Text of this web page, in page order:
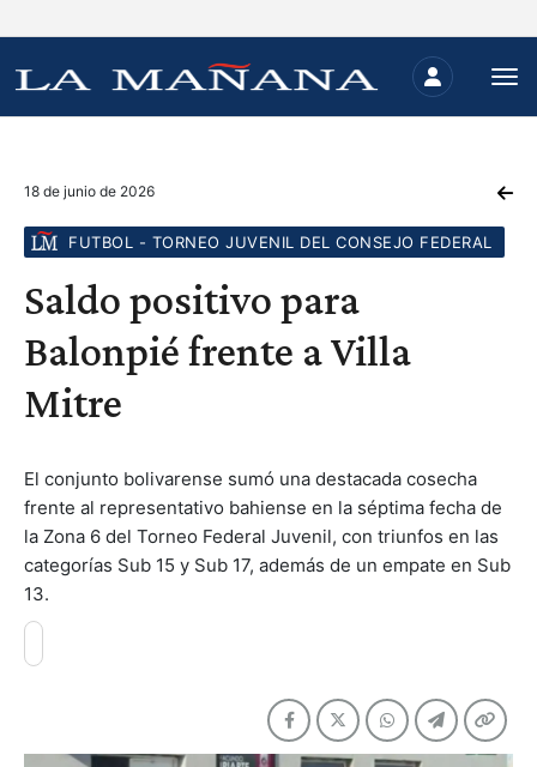
18 de junio de 2026
FUTBOL - TORNEO JUVENIL DEL CONSEJO FEDERAL
Saldo positivo para
Balonpié frente a Villa
Mitre
El conjunto bolivarense sumó una destacada cosecha
frente al representativo bahiense en la séptima fecha de
la Zona 6 del Torneo Federal Juvenil, con triunfos en las
categorías Sub 15 y Sub 17, además de un empate en Sub
13.